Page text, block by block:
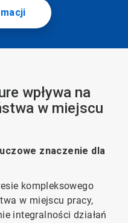
wpływa na
w miejscu
znaczenie dla
kompleksowego
w miejscu pracy,
integralności działań